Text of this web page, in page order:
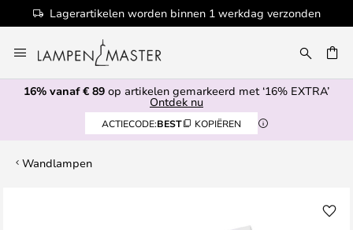
Lagerartikelen worden binnen 1 werkdag verzonden
naar
de
inhoud
16% vanaf € 89 op artikelen gemarkeerd met ‘16% EXTRA’
Ontdek nu
ACTIECODE:BEST KOPIËREN
Wandlampen